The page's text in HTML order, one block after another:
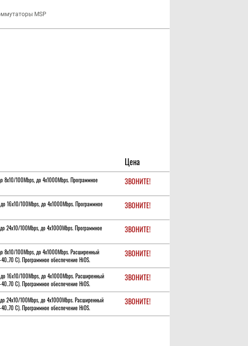
MSP
Цена
8x10/100Mbps, до 4х1000Mbps. Программное
ЗВОНИТЕ!
16x10/100Mbps, до 4х1000Mbps. Программное
ЗВОНИТЕ!
24x10/100Mbps, до 4х1000Mbps. Программное
ЗВОНИТЕ!
8x10/100Mbps, до 4х1000Mbps. Расширенный
С). Программное обеспечение HiOS.
ЗВОНИТЕ!
16x10/100Mbps, до 4х1000Mbps. Расширенный
С). Программное обеспечение HiOS.
ЗВОНИТЕ!
24x10/100Mbps, до 4х1000Mbps. Расширенный
С). Программное обеспечение HiOS.
ЗВОНИТЕ!